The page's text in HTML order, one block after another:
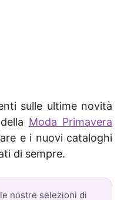
sulle ultime novità
Moda Primavera
e i nuovi cataloghi
di sempre.
nostre selezioni di